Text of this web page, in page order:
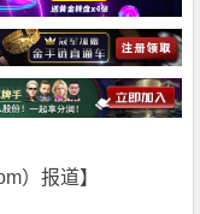
）报道】